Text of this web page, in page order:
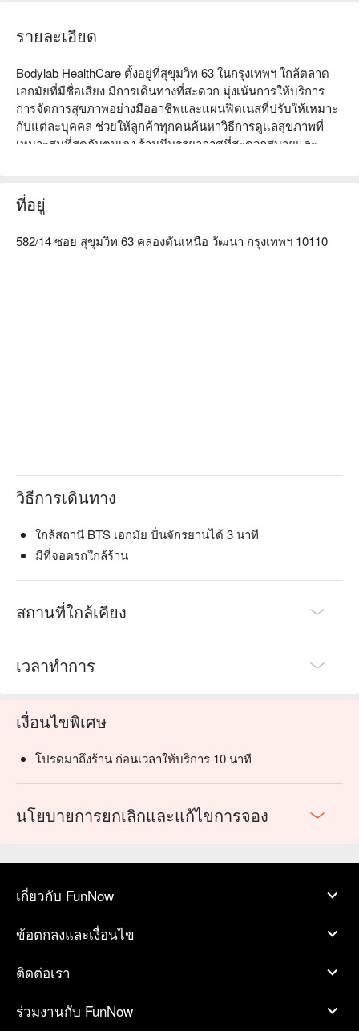
รายละเอียด
Bodylab HealthCare ตั้งอยู่ที่สุขุมวิท 63 ในกรุงเทพฯ ใกล้ตลาด
เอกมัยที่มีชื่อเสียง มีการเดินทางที่สะดวก มุ่งเน้นการให้บริการ
การจัดการสุขภาพอย่างมืออาชีพและแผนฟิตเนสที่ปรับให้เหมาะ
กับแต่ละบุคคล ช่วยให้ลูกค้าทุกคนค้นหาวิธีการดูแลสุขภาพที่
เหมาะสมที่สุดกับตนเอง ร้านมีบรรยากาศที่สะดวกสบายและ
ต้องการใช้ชีวิตอย่างมีสุขภาพดี ไม่ว่าคุณต้องการลดน้ำหนัก เพิ่ม
กล้ามเนื้อ หรือปรับปรุงสุขภาพโดยรวม Bodylab HealthCare
เพื่อรับส่วนลดทันที!
ที่อยู่
582/14 ซอย สุขุมวิท 63 คลองตันเหนือ วัฒนา กรุงเทพฯ 10110
วิธีการเดินทาง
ใกล้สถานี BTS เอกมัย ปั่นจักรยานได้ 3 นาที
มีที่จอดรถใกล้ร้าน
สถานที่ใกล้เคียง
เวลาทำการ
เงื่อนไขพิเศษ
โปรดมาถึงร้าน ก่อนเวลาให้บริการ 10 นาที
นโยบายการยกเลิกและแก้ไขการจอง
เกี่ยวกับ FunNow
ข้อตกลงและเงื่อนไข
ติดต่อเรา
ร่วมงานกับ FunNow